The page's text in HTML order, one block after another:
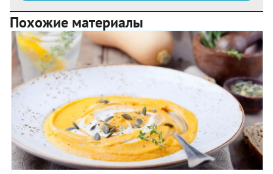
Похожие материалы